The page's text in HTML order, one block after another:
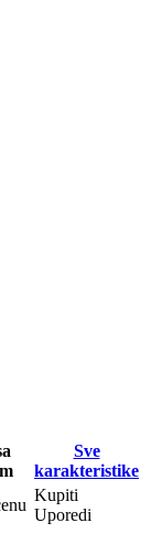
Sve
karakteristike
Kupiti
Uporedi